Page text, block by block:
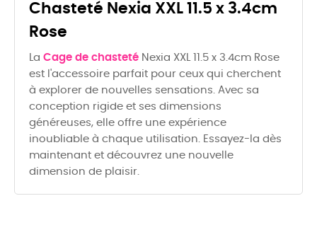
Chasteté Nexia XXL 11.5 x 3.4cm
Rose
La Cage de chasteté Nexia XXL 11.5 x 3.4cm Rose
est l'accessoire parfait pour ceux qui cherchent
à explorer de nouvelles sensations. Avec sa
conception rigide et ses dimensions
généreuses, elle offre une expérience
inoubliable à chaque utilisation. Essayez-la dès
maintenant et découvrez une nouvelle
dimension de plaisir.